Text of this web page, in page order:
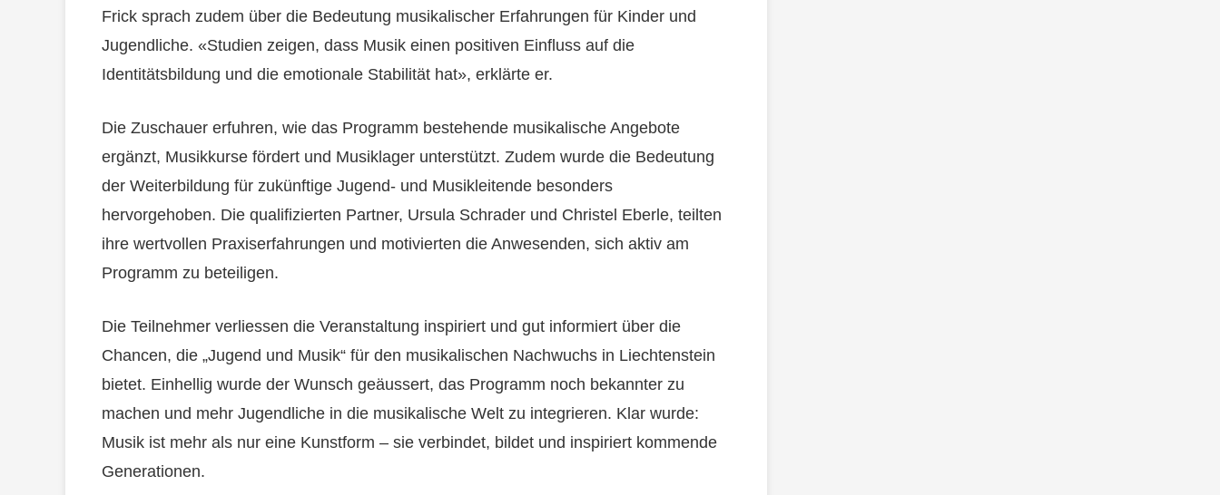
Frick sprach zudem über die Bedeutung musikalischer Erfahrungen für Kinder und
Jugendliche. «Studien zeigen, dass Musik einen positiven Einfluss auf die
Identitätsbildung und die emotionale Stabilität hat», erklärte er.
Die Zuschauer erfuhren, wie das Programm bestehende musikalische Angebote
ergänzt, Musikkurse fördert und Musiklager unterstützt. Zudem wurde die Bedeutung
der Weiterbildung für zukünftige Jugend- und Musikleitende besonders
hervorgehoben. Die qualifizierten Partner, Ursula Schrader und Christel Eberle, teilten
ihre wertvollen Praxiserfahrungen und motivierten die Anwesenden, sich aktiv am
Programm zu beteiligen.
Die Teilnehmer verliessen die Veranstaltung inspiriert und gut informiert über die
Chancen, die „Jugend und Musik“ für den musikalischen Nachwuchs in Liechtenstein
bietet. Einhellig wurde der Wunsch geäussert, das Programm noch bekannter zu
machen und mehr Jugendliche in die musikalische Welt zu integrieren. Klar wurde:
Musik ist mehr als nur eine Kunstform – sie verbindet, bildet und inspiriert kommende
Generationen.